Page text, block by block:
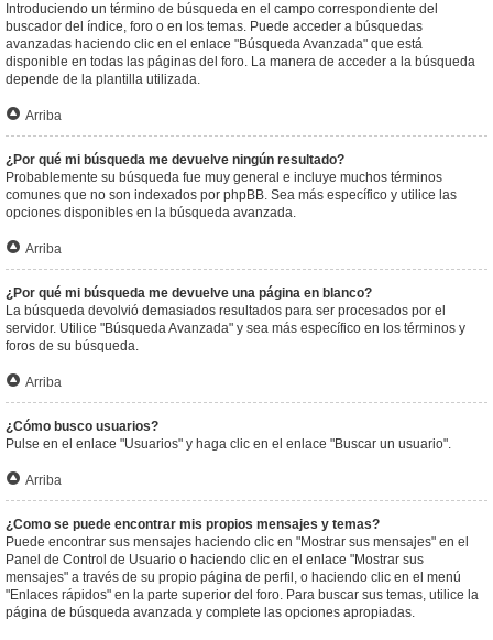
Introduciendo un término de búsqueda en el campo correspondiente del
buscador del índice, foro o en los temas. Puede acceder a búsquedas
avanzadas haciendo clic en el enlace "Búsqueda Avanzada" que está
disponible en todas las páginas del foro. La manera de acceder a la búsqueda
depende de la plantilla utilizada.
Arriba
¿Por qué mi búsqueda me devuelve ningún resultado?
Probablemente su búsqueda fue muy general e incluye muchos términos
comunes que no son indexados por phpBB. Sea más específico y utilice las
opciones disponibles en la búsqueda avanzada.
Arriba
¿Por qué mi búsqueda me devuelve una página en blanco?
La búsqueda devolvió demasiados resultados para ser procesados por el
servidor. Utilice "Búsqueda Avanzada" y sea más específico en los términos y
foros de su búsqueda.
Arriba
¿Cómo busco usuarios?
Pulse en el enlace "Usuarios" y haga clic en el enlace "Buscar un usuario".
Arriba
¿Como se puede encontrar mis propios mensajes y temas?
Puede encontrar sus mensajes haciendo clic en "Mostrar sus mensajes" en el
Panel de Control de Usuario o haciendo clic en el enlace "Mostrar sus
mensajes" a través de su propio página de perfil, o haciendo clic en el menú
"Enlaces rápidos" en la parte superior del foro. Para buscar sus temas, utilice la
página de búsqueda avanzada y complete las opciones apropiadas.